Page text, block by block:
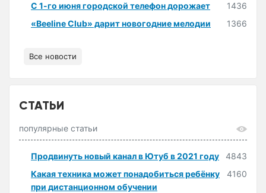
С 1-го июня городской телефон дорожает
1436
«Beeline Club» дарит новогодние мелодии
1366
Все новости
СТАТЬИ
популярные статьи
Продвинуть новый канал в Ютуб в 2021 году
4843
Какая техника может понадобиться ребёнку
при дистанционном обучении
4160